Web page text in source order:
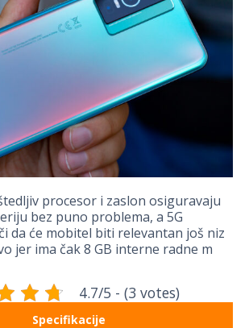
procesor i zaslon osiguravaju
bez puno problema, a 5G
da će mobitel biti relevantan još niz
jer ima čak 8 GB interne radne m
4.7/5 - (3 votes)
Specifikacije